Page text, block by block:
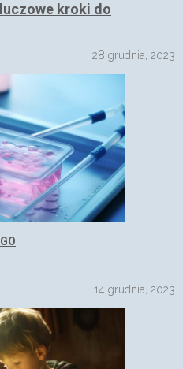
kroki do
28 grudnia, 2023
14 grudnia, 2023